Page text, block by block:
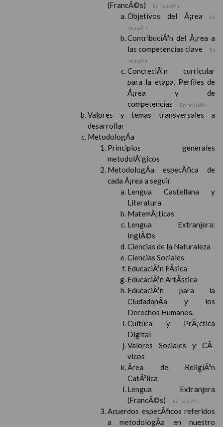
(FrancÃ©s) En revisiÃ³n
Objetivos del Ã¡rea
En
revisiÃ³n
ContribuciÃ³n del Ã¡rea a
las competencias clave
En
revisiÃ³n
ConcreciÃ³n curricular
para la etapa. Perfiles de
Ã¡rea y de
competencias
En revisiÃ³n
Valores y temas transversales a
desarrollar
MetodologÃ­a
Principios generales
metodolÃ³gicos
MetodologÃ­a especÃ­fica de
cada Ã¡rea a seguir
Lengua Castellana y
Literatura
MatemÃ¡ticas
Lengua Extranjera:
InglÃ©s
Ciencias de la Naturaleza
Ciencias Sociales
EducaciÃ³n FÃ­sica
EducaciÃ³n ArtÃ­stica
EducaciÃ³n para la
CiudadanÃ­a y los
Derechos Humanos.
Cultura y PrÃ¡ctica
Digital
Valores Sociales y CÃ­
vicos
Ãrea de ReligiÃ³n
CatÃ³lica
Lengua Extranjera
(FrancÃ©s)
En revisiÃ³n
Acuerdos especÃ­ficos referidos
a metodologÃ­a en nuestro